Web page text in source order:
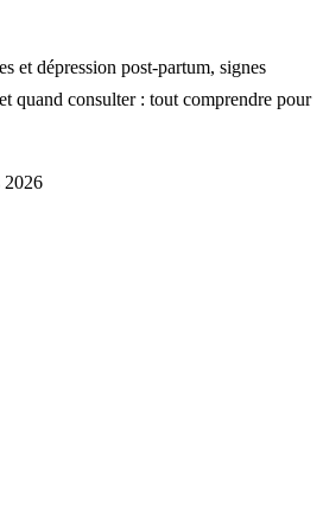
et dépression post-partum, signes
quand consulter : tout comprendre pour
2026